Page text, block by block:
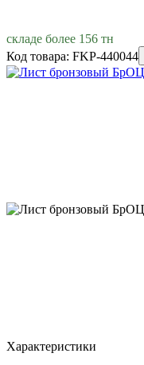
складе более 156 тн
Код товара: FKP-440044
Характеристики